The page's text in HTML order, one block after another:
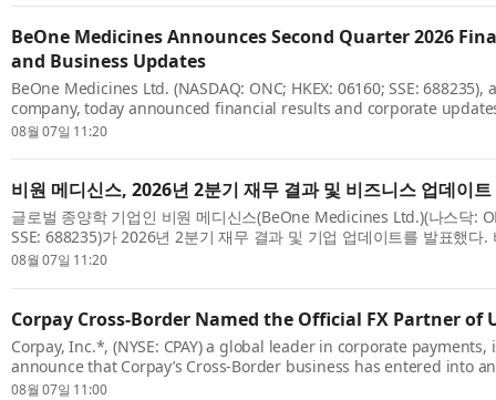
BeOne Medicines Announces Second Quarter 2026
and Business Updates
BeOne Medicines Ltd. (NASDAQ: ONC; HKEX: 06160; SSE:
company, today announced financial results and corporate
quarter of 2026. John V. Oyler, Co-Founder, Chairman, and CEO,
08월 07일 11:20
비원 메디신스, 2026년 2분기 재무 결과 및 비즈니스 업데이
글로벌 종양학 기업인 비원 메디신스(BeOne Medicines Ltd.)(나스닥:
SSE: 688235)가 2026년 2분기 재무 결과 및 기업 업데이트를 발표했다.
겸 회장 겸 CEO인 존 V. 오일러(John V. Oyler)는 “이번 2분기 강력한 실
08월 07일 11:20
Corpay Cross-Border Named the Official FX Partner of
Corpay, Inc.*, (NYSE: CPAY) a global leader in corporate payments,
announce that Corpay’s Cross-Border business has entered into
Ultimate Sevens, a new global rugby sevens championship
08월 07일 11:00